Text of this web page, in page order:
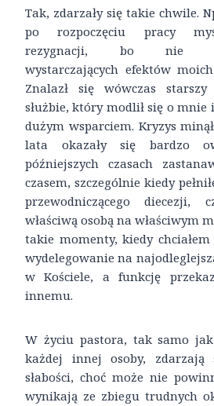
Tak, zdarzały się takie chwile.
po rozpoczęciu pracy
rezygnacji, bo nie
wystarczających efektów
Znalazł się wówczas
służbie, który modlił się o mnie
dużym wsparciem. Kryzys
lata okazały się bardzo
późniejszych czasach
czasem, szczególnie kiedy
przewodniczącego diecezji,
właściwą osobą na właściwym
takie momenty, kiedy
wydelegowanie na
w Kościele, a funkcję
innemu.
W życiu pastora, tak samo
każdej innej osoby, zdarzają
słabości, choć może nie
wynikają ze zbiegu trudnych